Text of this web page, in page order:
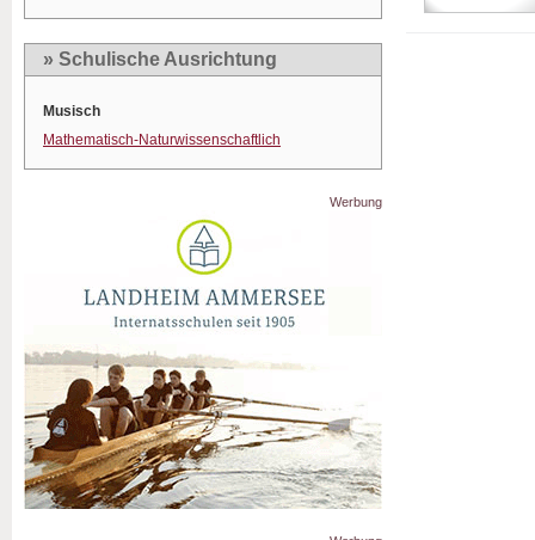
» Schulische Ausrichtung
Musisch
Mathematisch-Naturwissenschaftlich
Werbung